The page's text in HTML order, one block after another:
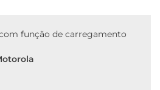
Moto G100,Motorola One
G34, Moto G24, Moto G15,
27W:
30W:
função de carregamento